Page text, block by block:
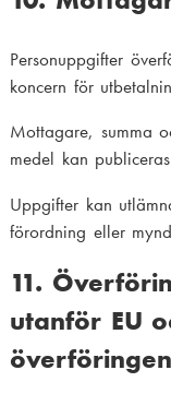
Personuppgifter
koncern för
Mottagare, summa
medel kan
Uppgifter kan
förordning eller
11.
utanför EU
överföringen